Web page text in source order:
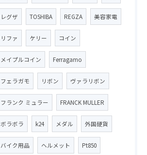
レグザ TOSHIBA REGZA 美容家電
リファ ケリー コイン
メイプルコイン Ferragamo
フェラガモ リボン ヴァラリボン
フランク ミュラー FRANCK MULLER
ボラボラ k24 メダル 外国硬貨
バイク用品 ヘルメット Pt850